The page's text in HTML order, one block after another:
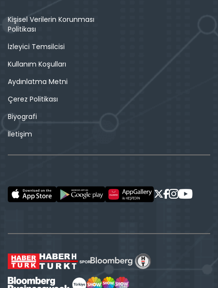
Kişisel Verilerin Korunması
Politikası
İzleyici Temsilcisi
Kullanım Koşulları
Aydınlatma Metni
Çerez Politikası
Biyografi
İletişim